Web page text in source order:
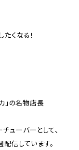
くなる！
」の名物店長
ューバーとして、
信しています。